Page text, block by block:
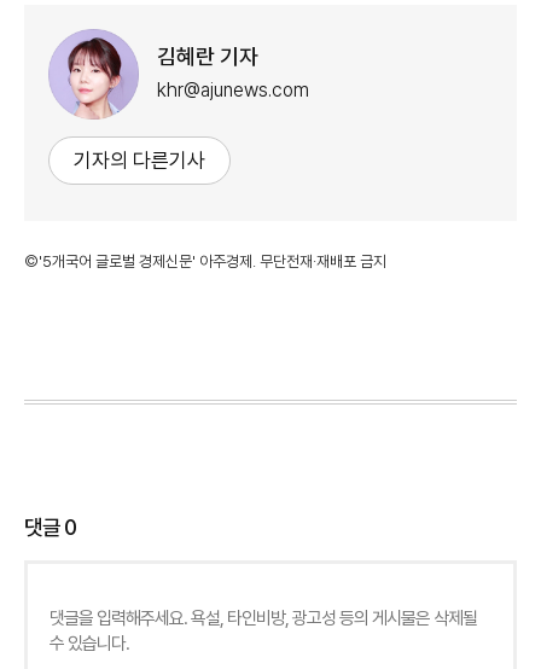
김혜란 기자
khr@ajunews.com
기자의 다른기사
©'5개국어 글로벌 경제신문' 아주경제. 무단전재·재배포 금지
댓글0